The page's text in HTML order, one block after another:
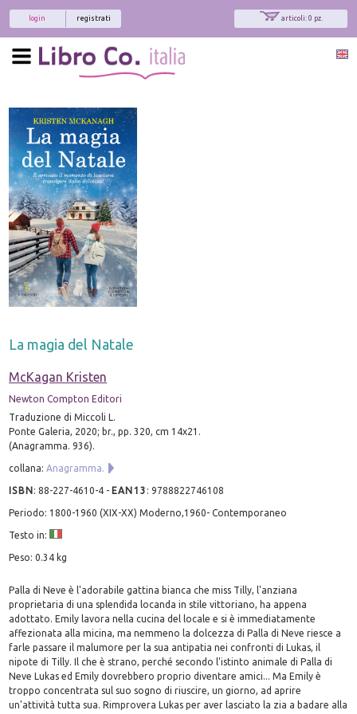
articoli: 0 pz.
registrati
login
La magia del Natale
McKagan Kristen
Newton Compton Editori
Traduzione di Miccoli L.
Ponte Galeria, 2020; br., pp. 320, cm 14x21.
(Anagramma. 936).
collana:Anagramma.
ISBN:88-227-4610-4 - EAN13 :9788822746108
Periodo: 1800-1960 (XIX-XX) Moderno,1960- Contemporaneo
Testo in:
Peso: 0.34 kg
Palla di Neve è l'adorabile gattina bianca che miss Tilly, l'anziana
proprietaria di una splendida locanda in stile vittoriano, ha appena
adottato. Emily lavora nella cucina del locale e si è immediatamente
affezionata alla micina, ma nemmeno la dolcezza di Palla di Neve riesce a
farle passare il malumore per la sua antipatia nei confronti di Lukas, il
nipote di Tilly. Il che è strano, perché secondo l'istinto animale di Palla di
Neve Lukas ed Emily dovrebbero proprio diventare amici... Ma Emily è
troppo concentrata sul suo sogno di riuscire, un giorno, ad aprire
un'attività tutta sua. Rimprovera Lukas per aver lasciato la zia a badare alla